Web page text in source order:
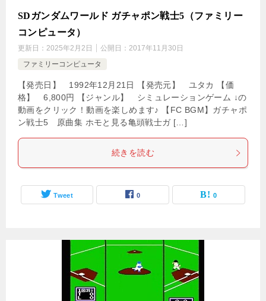
SDガンダムワールド ガチャポン戦士5（ファミリー
コンピュータ）
更新日： 2025年2月2日 公開日： 2017年11月30日
ファミリーコンピュータ
【発売日】 1992年12月21日 【発売元】 ユタカ 【価
格】 6,800円 【ジャンル】 シミュレーションゲーム ↓の
動画をクリック！動画を楽しめます♪ 【FC BGM】ガチャポ
ン戦士5 原曲集 ホモと見る亀頭戦士ガ […]
続きを読む
Tweet 0 0